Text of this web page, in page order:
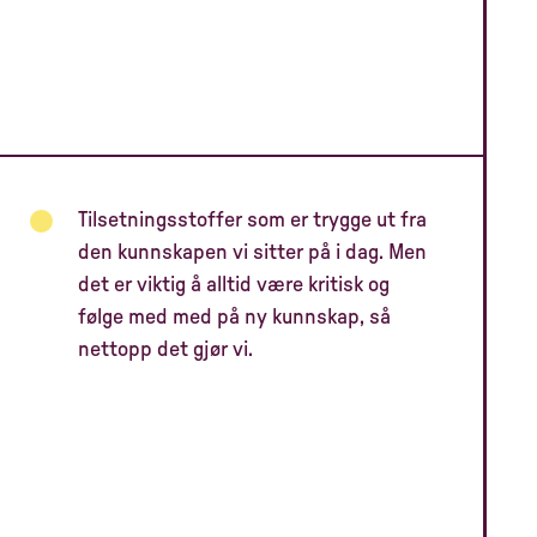
Tilsetningsstoffer som er trygge ut fra
den kunnskapen vi sitter på i dag. Men
det er viktig å alltid være kritisk og
følge med med på ny kunnskap, så
nettopp det gjør vi.